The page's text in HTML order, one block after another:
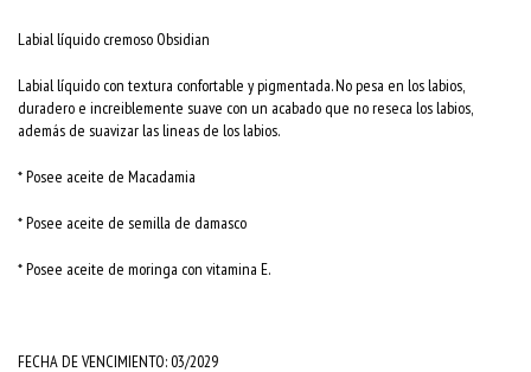
Labial líquido cremoso Obsidian
Labial líquido con textura confortable y pigmentada. No pesa en los labios,
duradero e increiblemente suave con un acabado que no reseca los labios,
además de suavizar las lineas de los labios.
* Posee aceite de Macadamia
* Posee aceite de semilla de damasco
* Posee aceite de moringa con vitamina E.
FECHA DE VENCIMIENTO: 03/2029